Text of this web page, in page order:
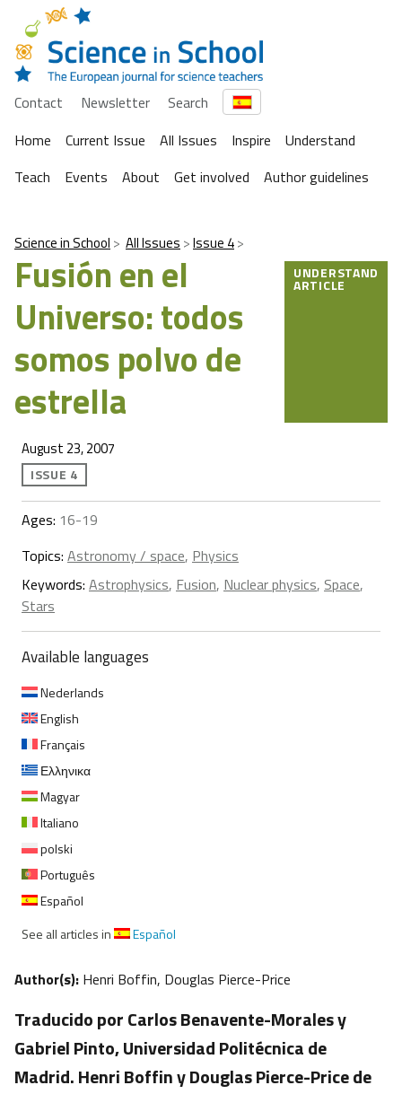
Contact Newsletter
Search
Home
Current Issue All Issues Inspire
Understand
Teach
Events About Get involved Author guidelines
Science in School All Issues Issue 4
Fusión en el
Universo: todos
somos polvo de
estrella
UNDERSTAND
ARTICLE
August 23, 2007
ISSUE 4
Ages: 16-19
Topics: Astronomy / space, Physics
Keywords: Astrophysics, Fusion, Nuclear physics, Space,
Stars
Available languages
Nederlands
English
Français
Ελληνικα
Magyar
Italiano
polski
Português
Español
See all articles in
Español
Author(s): Henri Boffin, Douglas Pierce-Price
Traducido por Carlos Benavente-Morales y
Gabriel Pinto, Universidad Politécnica de
Madrid. Henri Boffin y Douglas Pierce-Price de